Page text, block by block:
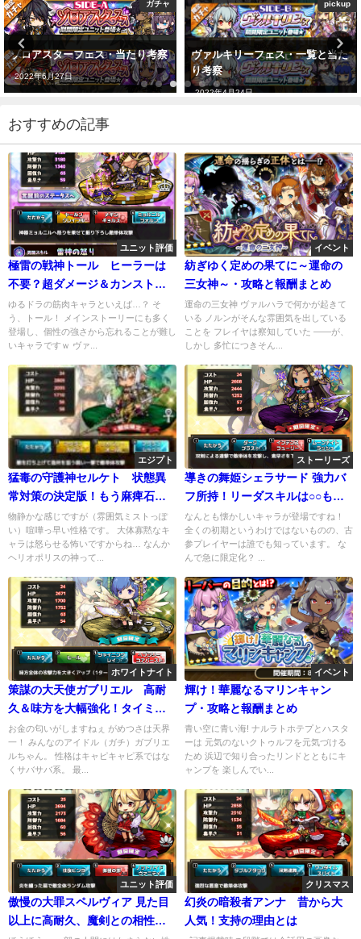
ガチャ
ゾロアスターフェス・当たり考察
2022年6月27日
pickup
ヴァルキリーフェス・一覧と当た
り考察
2022年4月24日
おすすめの記事
ユニット評価
極雷の戦神トール ヒーラーは
不要？超ダメージ＆カンスト回
復がえぐい件
ゆるドラの筋肉キャラといえば…？ そ
う、トール！ メインストーリーにも多く
登場し、個性の強さから忘れることが難し
いキャラですｗ ヴァ...
イベント
紡ぎゆく定めの果てに～運命の
三女神～・攻略と報酬まとめ
運命の三女神 ヴァルハラで何かが起きて
いる ノルンがそんな雰囲気を出している
ことを フレイヤは察知していた ――が、
しかし 多忙につきそん...
エジプト
猛毒の守護神セルケト 状態異
常対策の決定版！もう麻痺石化
は怖くない
物静かな感じですが（雰囲気ミストっぽ
い）喧嘩っ早い性格です。 大体寡黙なキ
ャラは怒らせる怖いですからね… なんか
ヘリオポリスの神って...
ストーリーズ
導きの舞姫シェラサード 強力バ
フ所持！リーダスキルは○○も対
象でお得？
なんとも懐かしいキャラが登場ですね！
全くの初期というわけではないものの、古
参プレイヤーは誰でも知っています。 な
んで急に限定化？ ...
ホワイトナイト
策謀の大天使ガブリエル 高耐
久＆味方を大幅強化！タイミン
グが重要
お金の匂いがしますねぇ がめつさは天界
一！ みんなのアイドル（ガチ）ガブリエ
ルちゃん。 性格はキャピキャピ系ではな
くサバサバ系。 最...
イベント
輝け！華麗なるマリンキャン
プ・攻略と報酬まとめ
青い空に青い海! ナルラトホテプとハスタ
ーは 元気のないクトゥルフを元気づける
ため 浜辺で知り合ったリンドとともにキ
ャンプを 楽しんでい...
ユニット評価
傲慢の大罪スペルヴィア 見た目
以上に高耐久、魔剣との相性は
クリスマス
幻炎の暗殺者アンナ 昔から大
人気！支持の理由とは